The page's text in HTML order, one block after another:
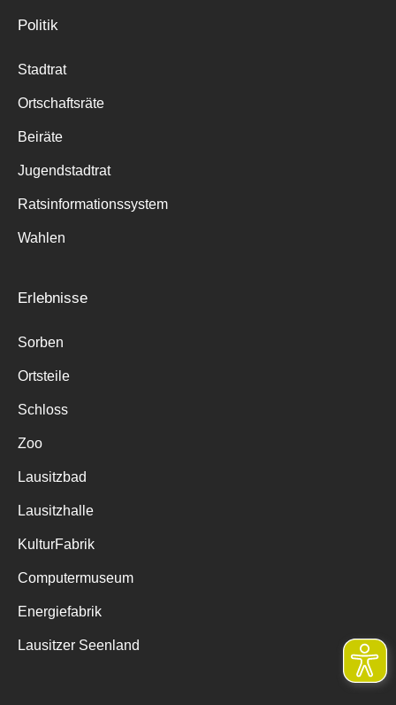
Politik
Stadtrat
Ortschaftsräte
Beiräte
Jugendstadtrat
Ratsinformationssystem
Wahlen
Erlebnisse
Sorben
Ortsteile
Schloss
Zoo
Lausitzbad
Lausitzhalle
KulturFabrik
Computermuseum
Energiefabrik
Lausitzer Seenland